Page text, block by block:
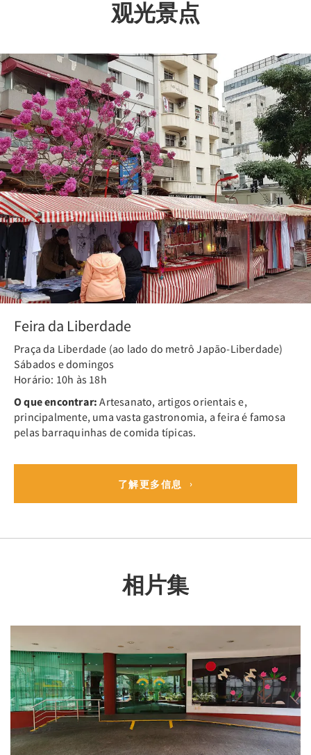
观光景点
Feira da Liberdade
Praça da Liberdade (ao lado do metrô Japão-Liberdade)
Sábados e domingos
Horário: 10h às 18h
O que encontrar:Artesanato, artigos orientais e,
principalmente, uma vasta gastronomia, a feira é famosa
pelas barraquinhas de comida típicas.
了解更多信息
Previous
相片集